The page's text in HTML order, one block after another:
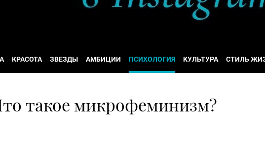
КРАСОТА ЗВЕЗДЫ АМБИЦИИ ПСИХОЛОГИЯ КУЛЬТУРА СТИЛЬ
такое микрофеминизм?